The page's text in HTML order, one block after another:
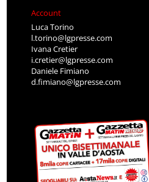
Account
Luca Torino
l.torino@lgpresse.com
Ivana Cretier
i.cretier@lgpresse.com
Daniele Fimiano
d.fimiano@lgpresse.com